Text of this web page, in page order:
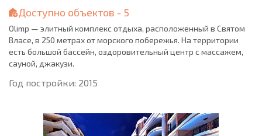
Доступно объектов - 5
Olimp — элитный комплекс отдыха, расположенный в Святом
Власе, в 250 метрах от морского побережья. На территории
есть большой бассейн, оздоровительный центр с массажем,
сауной, джакузи.
Год постройки: 2015